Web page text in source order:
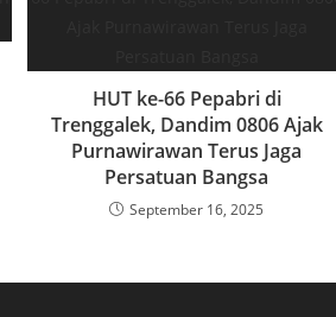
HUT ke-66 Pepabri di
Trenggalek, Dandim 0806 Ajak
Purnawirawan Terus Jaga
Persatuan Bangsa
September 16, 2025